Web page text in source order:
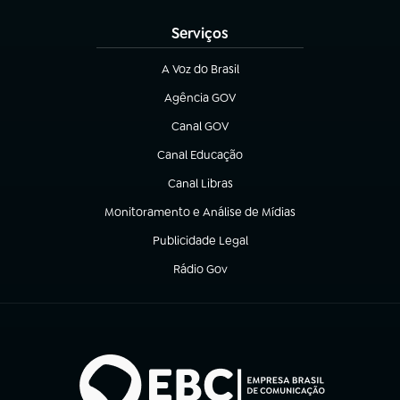
Serviços
A Voz do Brasil
(abre em nova aba)
Agência GOV
(abre em nova aba)
Canal GOV
(abre em nova aba)
Canal Educação
(abre em nova aba)
Canal Libras
(abre em nova aba)
Monitoramento e Análise de Mídias
(abre em nova aba)
Publicidade Legal
(abre em nova aba)
Rádio Gov
(abre em nova aba)